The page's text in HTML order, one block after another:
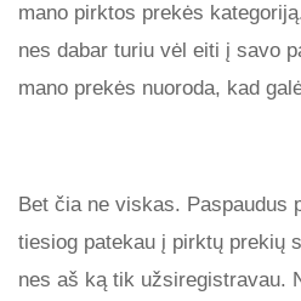
mano pirktos prekės
nes dabar turiu vėl eiti į savo
mano prekės nuoroda, kad
Bet čia ne viskas. Paspaudus
tiesiog patekau į pirktų prekių
nes aš ką tik užsiregistravau.